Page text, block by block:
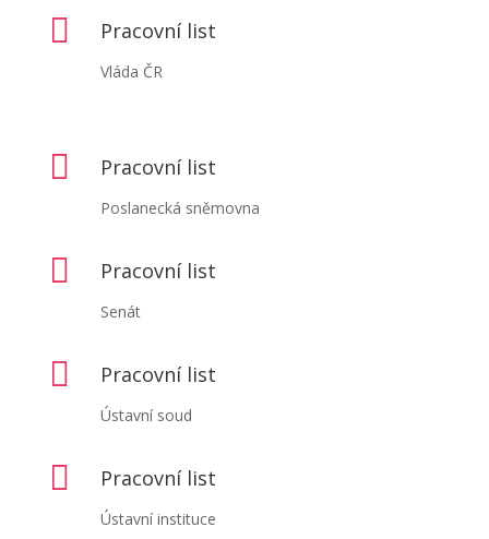
 Pracovní list
Vláda ČR
 Pracovní list
Poslanecká sněmovna
 Pracovní list
Senát
 Pracovní list
Ústavní soud
 Pracovní list
Ústavní instituce